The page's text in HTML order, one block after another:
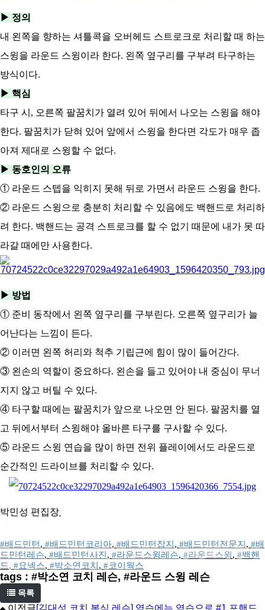
▶ 정의
내 왼쪽을 향하는 셔틀콕을 오버헤드 스트로크로 처리할 때 하는
스윙을 라운드 스윙이라 한다. 왼쪽 옆구리를 구부려 타구하는
방식이다.
▶ 핵심
타구 시, 오른쪽 팔꿈치가 열려 있어 뒤에서 나오는 스윙을 해야
한다. 팔꿈치가 닫혀 있어 앞에서 스윙을 한다면 각도가 매우 좁
아져 제대로 스윙할 수 없다.
▶ 동호인의 오류
① 라운드 스텝을 익히지 못해 뒤로 가면서 라운드 스윙을 한다.
② 라운드 스윙으로 충분히 처리할 수 있음에도 백핸드로 처리하
려 한다. 백핸드는 공격 스트로크를 할 수 없기 때문에 내가 못 따
라갈 때에만 사용한다.
▶ 방법
① 준비 동작에서 왼쪽 옆구리를 구부린다. 오른쪽 옆구리가 늘
어난다는 느낌이 든다.
② 이러면 왼쪽 허리와 척추 기립근에 힘이 많이 들어간다.
③ 왼손의 역할이 중요하다. 왼손을 들고 있어야 내 중심이 무너
지지 않고 버틸 수 있다.
④ 타구할 때에는 팔꿈치가 앞으로 나오면 안 된다. 팔꿈치를 열
고 뒤에서부터 스윙해야 올바른 타구를 구사할 수 있다.
⑤ 라운드 스윙 연습을 많이 하면 전위 플레이에서도 라운드로
순간적인 드라이브를 처리할 수 있다.
박민성 편집장
#배드민턴, #배드민턴코리아, #배드민턴잡지, #배드민턴전문지, #배
드민턴레슨, #배드민턴사진, #라운드스윙레슨, #라운드스윙, #백핸
드, #요넥스, #박소연코치, #코이웍스
tags : #박소연 코치 레슨, #라운드 스윙 레슨
목록
이전글[김대성 코치 복식 레슨] 역습에는 역습으로 #1 포핸드